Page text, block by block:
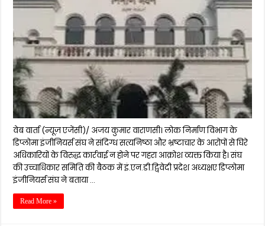
वेब वार्ता (न्यूज़ एजेंसी)/ अजय कुमार वाराणसी। लोक निर्माण विभाग के
डिप्लोमा इंजीनियर्स संघ ने संदिग्ध सत्यनिष्ठा और भ्रष्टाचार के आरोपों से घिरे
अधिकारियों के विरुद्ध कार्रवाई न होने पर गहरा आक्रोश व्यक्त किया है। संघ
की उच्चाधिकार समिति की बैठक में इं.एन.डी.द्विवेदी प्रदेश अध्यक्षए डिप्लोमा
इंजीनियर्स संघ ने बताया …
Read More »